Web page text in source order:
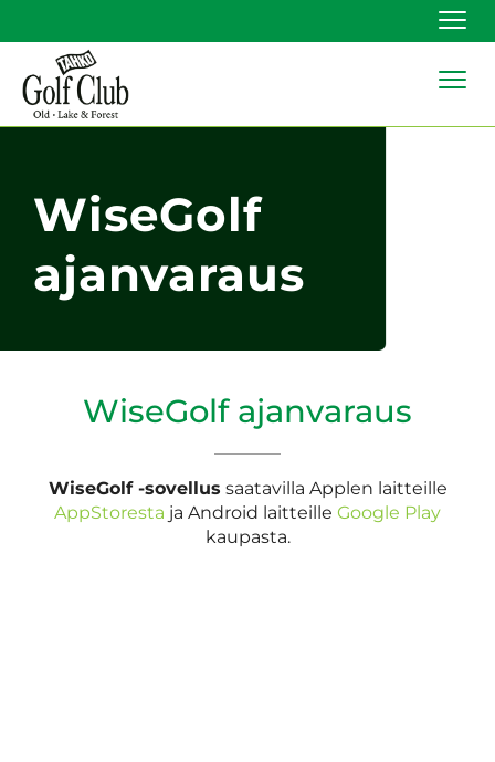
WiseGolf
ajanvaraus
WiseGolf ajanvaraus
WiseGolf -sovellus saatavilla Applen laitteille
AppStoresta ja Android laitteille Google Play
kaupasta.